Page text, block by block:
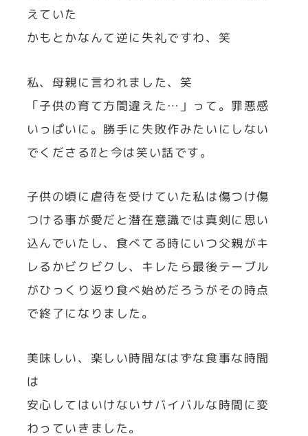
えていた
かもとかなんて逆に失礼ですわ、笑
私、母親に言われました、笑
「子供の育て方間違えた…」って。罪悪感
いっぱいに。勝手に失敗作みたいにしない
でくださる⁇と今は笑い話です。
子供の頃に虐待を受けていた私は傷つけ傷
つける事が愛だと潜在意識では真剣に思い
込んでいたし、食べてる時にいつ父親がキ
レるかビクビクし、キレたら最後テーブル
がひっくり返り食べ始めだろうがその時点
で終了になりました。
美味しい、楽しい時間なはずな食事な時間
は
安心してはいけないサバイバルな時間に変
わっていきました。